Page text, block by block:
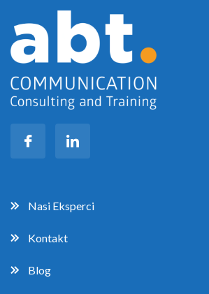
Nasi Eksperci
Kontakt
Blog